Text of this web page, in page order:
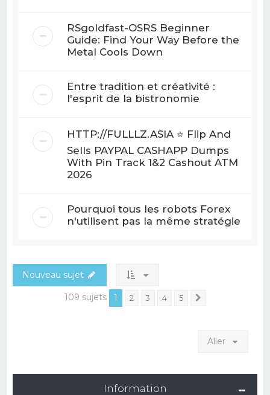
RSgoldfast-OSRS Beginner
Guide: Find Your Way Before the
Metal Cools Down
Entre tradition et créativité :
l'esprit de la bistronomie
HTTP://FULLLZ.ASIA ⭐️ Flip And
Sells PAYPAL CASHAPP Dumps
With Pin Track 1&2 Cashout ATM
2026
Pourquoi tous les robots Forex
n'utilisent pas la même stratégie
Nouveau sujet
109 sujets 1 2 3 4 5
Aller
Information